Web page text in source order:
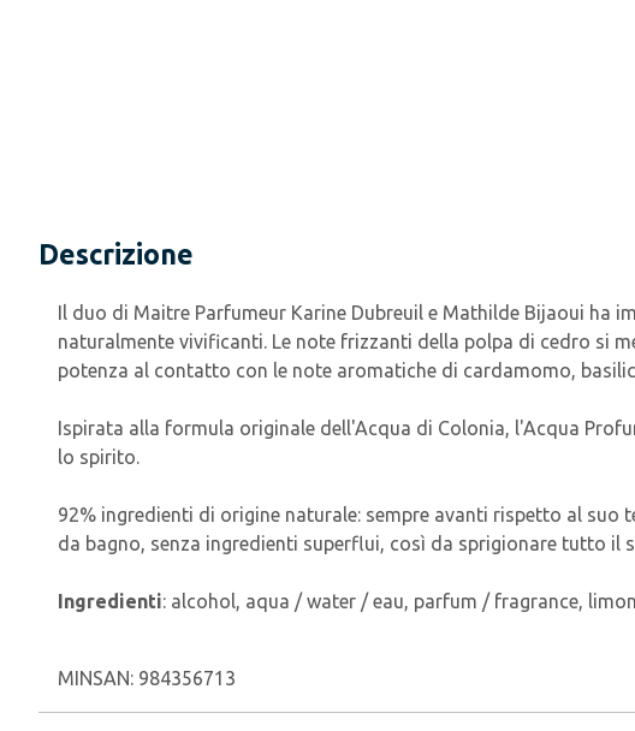
Descrizione
Il duo di Maitre Parfumeur Karine Dubreuil e Mathilde Bijaoui
naturalmente vivificanti. Le note frizzanti della polpa di cedro si
potenza al contatto con le note aromatiche di cardamomo,
Ispirata alla formula originale dell'Acqua di Colonia, l'Acqua
lo spirito.
92% ingredienti di origine naturale: sempre avanti rispetto al suo
da bagno, senza ingredienti superflui, così da sprigionare tutto il
Ingredienti: alcohol, aqua / water / eau, parfum / fragrance,
MINSAN: 984356713